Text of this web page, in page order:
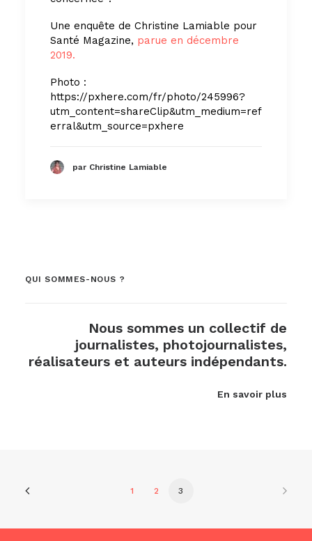
Une enquête de Christine Lamiable pour
Santé Magazine, parue en décembre
2019.
Photo :
https://pxhere.com/fr/photo/245996?
utm_content=shareClip&utm_medium=ref
erral&utm_source=pxhere
par Christine Lamiable
QUI SOMMES-NOUS ?
Nous sommes un collectif de
journalistes, photojournalistes,
réalisateurs et auteurs indépendants.
En savoir plus
1 2 3